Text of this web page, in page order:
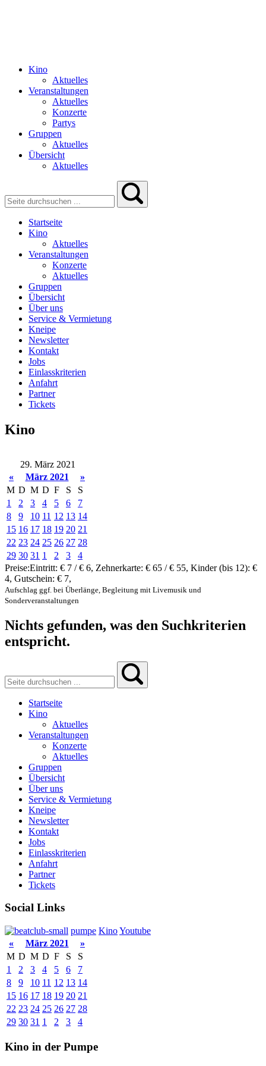
Kino
Aktuelles
Veranstaltungen
Aktuelles
Konzerte
Partys
Gruppen
Aktuelles
Übersicht
Aktuelles
Startseite
Kino
Aktuelles
Veranstaltungen
Konzerte
Aktuelles
Gruppen
Übersicht
Über uns
Service & Vermietung
Kneipe
Newsletter
Kontakt
Jobs
Einlasskriterien
Anfahrt
Partner
Tickets
Kino
29. März 2021
«
März 2021
»
M D M D F S
S
1
2 3 4 5 6
7
8
9 10 11 12 13 14
15 16 17 18 19 20 21
22 23 24 25 26 27 28
29 30 31 1 2 3
4
Preise:Eintritt: € 7 / € 6, Zehnerkarte: € 65 / € 55, Kinder (bis 12): €
4, Gutschein: € 7,
Aufschlag ggf. bei Überlänge, Begleitung mit Livemusik und
Sonderveranstaltungen
Nichts gefunden, was den Suchkriterien
entspricht.
Startseite
Kino
Aktuelles
Veranstaltungen
Konzerte
Aktuelles
Gruppen
Übersicht
Über uns
Service & Vermietung
Kneipe
Newsletter
Kontakt
Jobs
Einlasskriterien
Anfahrt
Partner
Tickets
Social Links
pumpe KinoYoutube
«
März 2021
»
M D M D F S
S
1
2 3 4 5 6
7
8
9 10 11 12 13 14
15 16 17 18 19 20 21
22 23 24 25 26 27 28
29 30 31 1 2 3 4
Kino in der Pumpe